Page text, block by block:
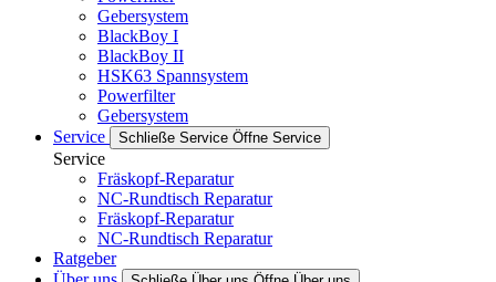
Gebersystem
BlackBoy I
BlackBoy II
HSK63 Spannsystem
Powerfilter
Gebersystem
Service
Schließe Service Öffne Service
Service
Fräskopf-Reparatur
NC-Rundtisch Reparatur
Fräskopf-Reparatur
NC-Rundtisch Reparatur
Ratgeber